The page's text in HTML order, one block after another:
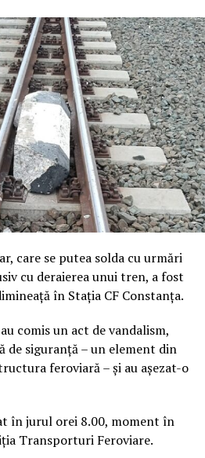
care se putea solda cu urmări
cu deraierea unui tren, a fost
în Stația CF Constanța.
comis un act de vandalism,
de siguranță – un element din
feroviară – și au așezat-o
în jurul orei 8.00, moment în
Transporturi Feroviare.